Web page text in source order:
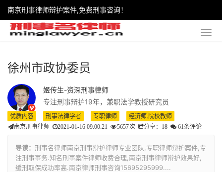
南京刑事律师辩护案件,免费刑事咨询！
徐州市政协委员
姬传生-资深刑事律师
专注刑事辩护19年，兼职法学教授研究员
优质内容 刑事法律学者 专职律师 经济师.院校教师
南京刑事律师 2021-01-16 09:00:21 5657次 分享：18 61条评论
导读： 刑事名律师南京刑事辩护律师专业团队,专职律师辩护案件,专
注刑事事务.知名刑事案件律师收费合理,南京刑事律师辩护效果好,
缓刑取保成功率高.南京律师刑事咨询15695295999....